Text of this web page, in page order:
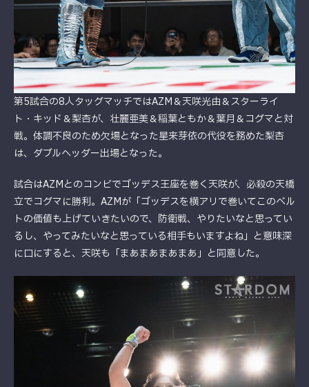
第5試合の8人タッグマッチではAZM＆天咲光由＆スターライ
ト・キッド＆梨杏が、壮麗亜美＆稲葉ともか＆葉月＆コグマと対
戦。体調不良のため欠場となった星来芽依の代役を務めた梨杏
は、ダブルヘッダー出場となった。
試合はAZMとのコンビでゴッデス王座を巻く天咲が、必殺の天橋
立でコグマに勝利。AZMが「ゴッデスを横アリで巻いてこのベル
トの価値も上げていきたいので、防衛戦、やりたいなと思ってい
るし、やってみたいなと思っている相手もいますよね」と意味深
に口にすると、天咲も「まあまあまあまあ」と同意した。